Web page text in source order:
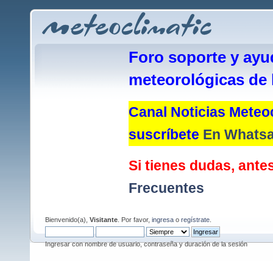
Foro soporte y
meteorológicas de
Canal Noticias
suscríbete En
Si tienes dudas,
Frecuentes
Bienvenido(a), Visitante . Por favor, ingresa o regístrate
Ingresar con nombre de usuario, contraseña y duración de la sesión